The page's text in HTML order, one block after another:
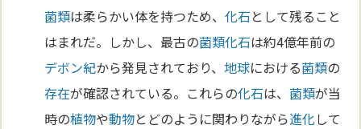
菌類は柔らかい体を持つため、化石として残ること
はまれだ。しかし、最古の菌類化石は約4億年前の
デボン紀から発見されており、地球における菌類の
存在が確認されている。これらの化石は、 菌類が当
時の植物や動物とどのように関わりながら進化して